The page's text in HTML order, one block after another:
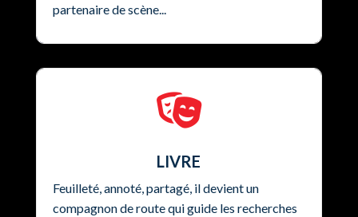
partenaire de scène...

LIVRE
Feuilleté, annoté, partagé, il devient un
compagnon de route qui guide les recherches